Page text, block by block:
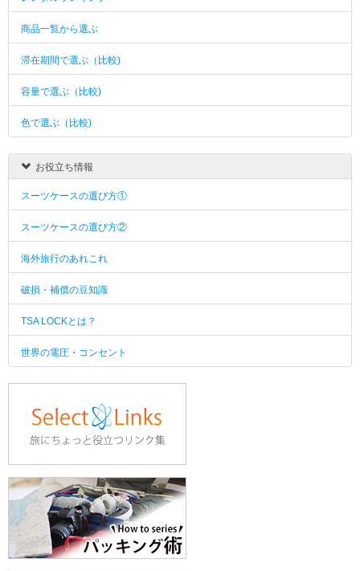
商品一覧から選ぶ
滞在期間で選ぶ（比較)
容量で選ぶ（比較)
色で選ぶ（比較)
お役立ち情報
スーツケースの選び方①
スーツケースの選び方②
海外旅行のあれこれ
破損・補償の豆知識
TSA LOCKとは？
世界の電圧・コンセント